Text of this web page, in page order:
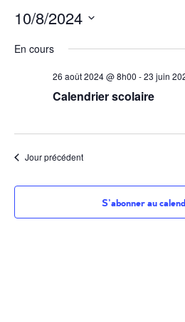
10/8/2024
une
En cours
26 août 2024 @ 8h00 -23 juin
Calendrier scolaire
Jour précédent
S’abonner au